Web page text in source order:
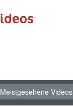
Meistgesehene Videos